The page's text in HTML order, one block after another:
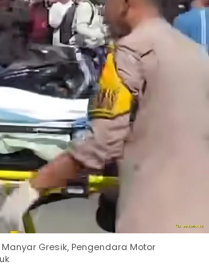
Gresik, Pengendara Motor